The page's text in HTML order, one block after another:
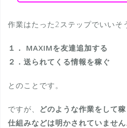
作業はたった2ステップでいいそ
１． MAXIMを友達追加する
２．送られてくる情報を稼ぐ
とのことです。
ですが、 どのような作業をして
仕組みなどは明かされていませ